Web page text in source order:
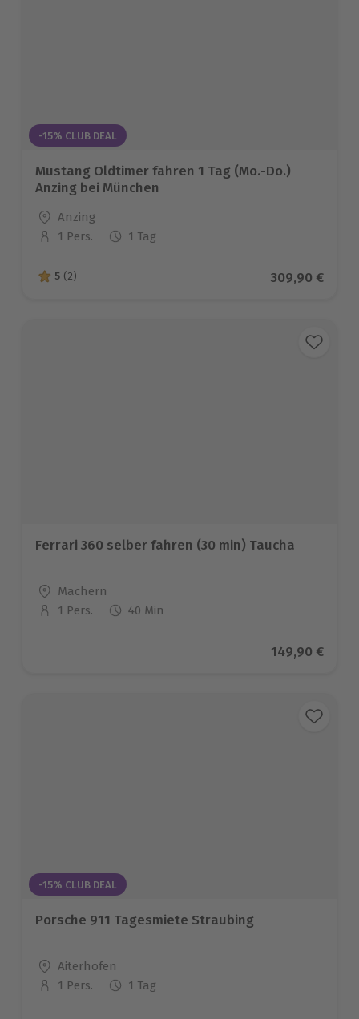
-15% CLUB DEAL
Mustang Oldtimer fahren 1 Tag (Mo.-Do.)
Anzing bei München
Standort
Anzing
Anzahl der Teilnehmer
1 Pers. 1 Tag
5 von 5 Sternen basierend auf 2 Bewertungen
5 (2) Aktueller
309,90 €
Ferrari 360 selber fahren (30 min) Taucha
Standort
Machern
Anzahl der Teilnehmer
1 Pers. 40 Min
Aktueller
149,90 €
-15% CLUB DEAL
Porsche 911 Tagesmiete Straubing
Standort
Aiterhofen
Anzahl der Teilnehmer
1 Pers. 1 Tag